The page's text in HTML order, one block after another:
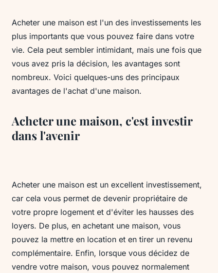
Acheter une maison est l'un des investissements les
plus importants que vous pouvez faire dans votre
vie. Cela peut sembler intimidant, mais une fois que
vous avez pris la décision, les avantages sont
nombreux. Voici quelques-uns des principaux
avantages de l'achat d'une maison.
Acheter une maison, c'est investir
dans l'avenir
Acheter une maison est un excellent investissement,
car cela vous permet de devenir propriétaire de
votre propre logement et d'éviter les hausses des
loyers. De plus, en achetant une maison, vous
pouvez la mettre en location et en tirer un revenu
complémentaire. Enfin, lorsque vous décidez de
vendre votre maison, vous pouvez normalement